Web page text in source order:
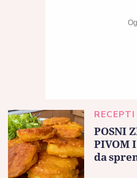
RECEPTI
POSNI
PIVOM
da